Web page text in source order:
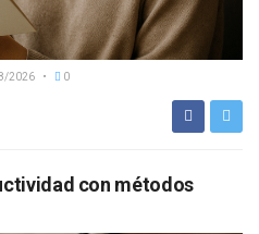
2026 0
con métodos